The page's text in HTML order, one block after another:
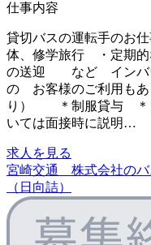
仕事内容
貸切バスの運転手のお
体、修学旅行 ・定期
の送迎 など インバウ
の お客様のご利用もあ
り） ＊制服貸与 ＊
いては面接時に説明…
求人を見る
宮崎交通 株式会社の
（日向詰）